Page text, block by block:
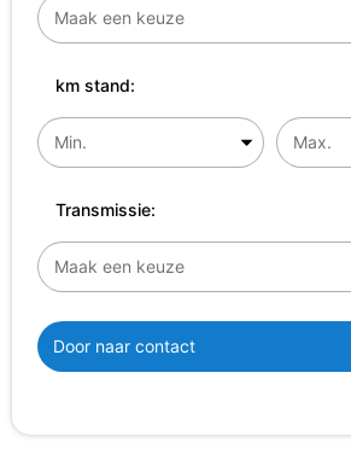
km stand:
Transmissie:
Door naar contact